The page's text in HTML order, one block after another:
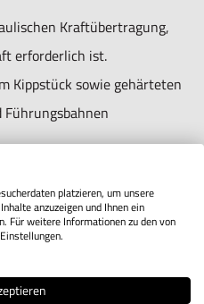
mit dem Produkt vertraute
geeignet.
zu Schäden und
1,7051 HR
Info@hogetex.com
Kraftübertragung,
erforderlich ist.
Kippstück sowie gehärteten
im Lieferumfang
platzieren, um unsere
anzuzeigen und Ihnen ein
Für weitere Informationen zu den von